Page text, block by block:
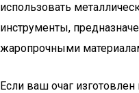
использовать
инструменты,
жаропрочными
Если ваш очаг